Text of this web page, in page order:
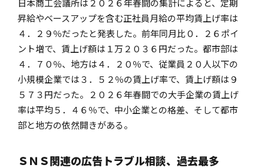
日本商工会議所は２０２６年春闘の集計によると、定期
昇給やベースアップを含む正社員月給の平均賃上げ率は
４．２９％だったと発表した。前年同月比０．２６ポイ
ント増で、賃上げ額は１万２０３６円だった。都市部は
４．７０％、地方は４．２０％で、従業員２０人以下の
小規模企業では３．５２％の賃上げ率で、賃上げ額は９
５７３円だった。２０２６年春闘での大手企業の賃上げ
率は平均５．４６％で、中小企業との格差、そして都市
部と地方の依然開きがある。
ＳＮＳ関連の広告トラブル相談、過去最多